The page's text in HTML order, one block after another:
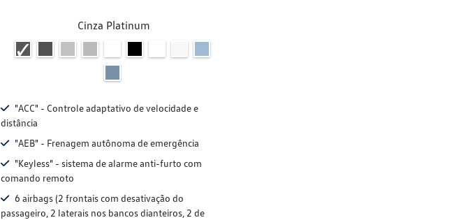
Cinza Platinum
"ACC" - Controle adaptativo de velocidade e
distância
"AEB" - Frenagem autônoma de emergência
"Keyless" - sistema de alarme anti-furto com
comando remoto
6 airbags (2 frontais com desativação do
passageiro, 2 laterais nos bancos dianteiros, 2 de